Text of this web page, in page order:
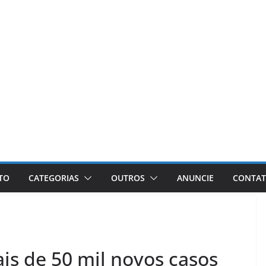
CATEGORIAS OUTROS ANUNCIE
de 50 mil novos casos